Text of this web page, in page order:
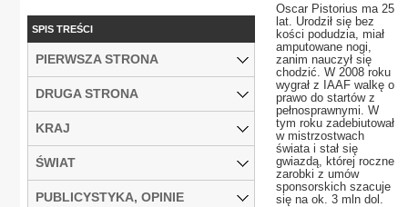
Oscar Pistorius ma 25
lat. Urodził się bez
kości podudzia, miał
amputowane nogi,
zanim nauczył się
chodzić. W 2008 roku
wygrał z IAAF walkę o
prawo do startów z
pełnosprawnymi. W
tym roku zadebiutował
w mistrzostwach
świata i stał się
gwiazdą, której roczne
zarobki z umów
sponsorskich szacuje
się na ok. 3 mln dol.
SPIS TREŚCI
PIERWSZA STRONA
DRUGA STRONA
KRAJ
ŚWIAT
PUBLICYSTYKA, OPINIE